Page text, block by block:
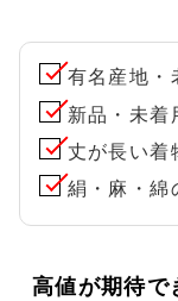
有名産地・
新品・未着
丈が長い着
絹・麻・綿
高値が期待で